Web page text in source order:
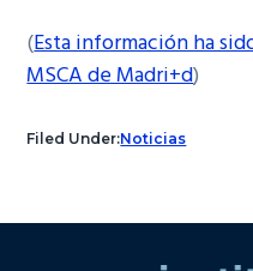
(Esta información ha
MSCA de Madri+d)
Filed Under:Noticias